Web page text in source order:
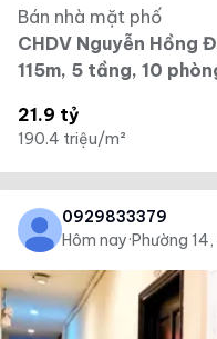
Bán nhà mặt phố
CHDV Nguyễn Hồng
115m, 5 tầng, 10
21.9 tỷ
190.4 triệu/m²
0929833379
Hôm nay·Phường 14,